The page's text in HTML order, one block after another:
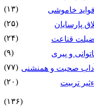
خاموشى
(۱۳)
پارسایان
(۲۵)
قناعت
(۲۴)
و پیرى
(۹)
صحبت و همنشنى (۷۷)
تربیت
(۲۰)
(۱۳۶)